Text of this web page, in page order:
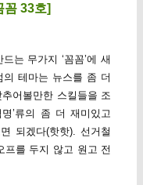
꼼 33호]
는 무가지 ‘꼼꼼’에 새
테마는 뉴스를 좀 더
어볼만한 스킬들을 조
’류의 좀 더 재미있고
되겠다(핫핫). 선거철
프를 두지 않고 원고 전